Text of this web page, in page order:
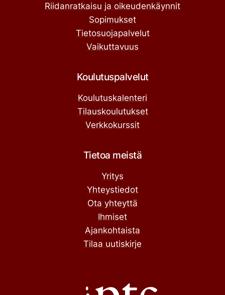
Riidanratkaisu ja oikeudenkäynnit
Sopimukset
Tietosuojapalvelut
Vaikuttavuus
Koulutuspalvelut
Koulutuskalenteri
Tilauskoulutukset
Verkkokurssit
Tietoa meistä
Yritys
Yhteystiedot
Ota yhteyttä
Ihmiset
Ajankohtaista
Tilaa uutiskirje